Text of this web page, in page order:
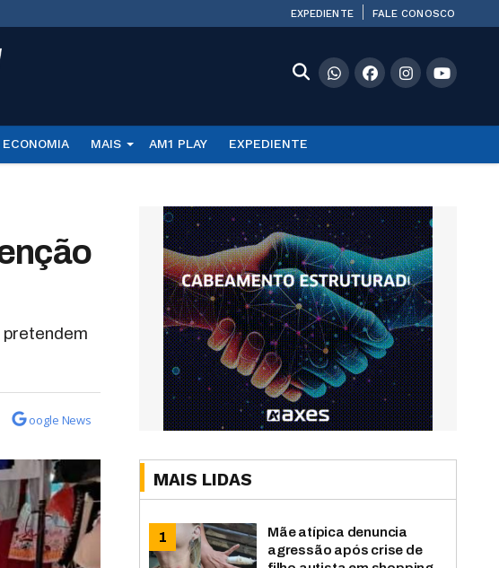
EXPEDIENTE FALE CONOSCO
ECONOMIA MAIS AM1 PLAY EXPEDIENTE
oogle News
MAIS LIDAS
Mãe atípica denuncia
agressão após crise de